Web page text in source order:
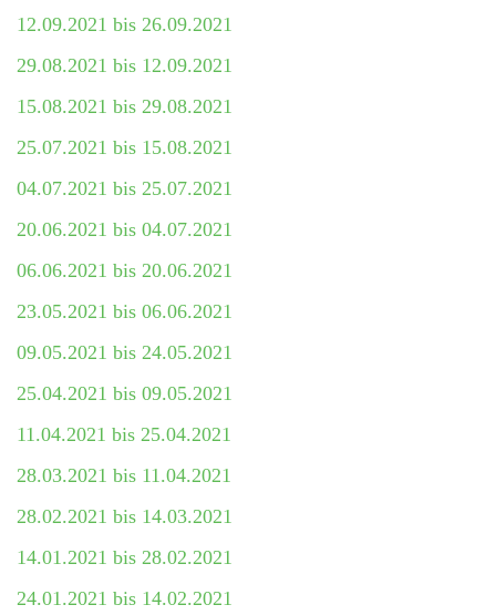
12.09.2021 bis 26.09.2021
29.08.2021 bis 12.09.2021
15.08.2021 bis 29.08.2021
25.07.2021 bis 15.08.2021
04.07.2021 bis 25.07.2021
20.06.2021 bis 04.07.2021
06.06.2021 bis 20.06.2021
23.05.2021 bis 06.06.2021
09.05.2021 bis 24.05.2021
25.04.2021 bis 09.05.2021
11.04.2021 bis 25.04.2021
28.03.2021 bis 11.04.2021
28.02.2021 bis 14.03.2021
14.01.2021 bis 28.02.2021
24.01.2021 bis 14.02.2021